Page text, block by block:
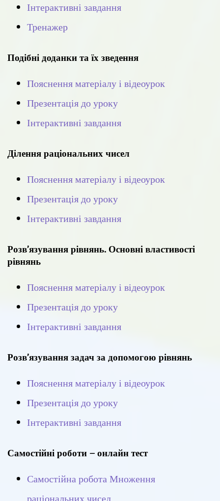
Інтерактивні завдання
Тренажер
Подібні доданки та їх зведення
Пояснення матеріалу і відеоурок
Презентація до уроку
Інтерактивні завдання
Ділення раціональних чисел
Пояснення матеріалу і відеоурок
Презентація до уроку
Інтерактивні завдання
Розв’язування рівнянь. Основні властивості
рівнянь
Пояснення матеріалу і відеоурок
Презентація до уроку
Інтерактивні завдання
Розв’язування задач за допомогою рівнянь
Пояснення матеріалу і відеоурок
Презентація до уроку
Інтерактивні завдання
Самостійні роботи – онлайн тест
Самостійна робота Множення